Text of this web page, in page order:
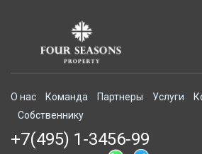
О нас Команда Партнеры Услуги
Собственнику
+7(495) 1-3456-99